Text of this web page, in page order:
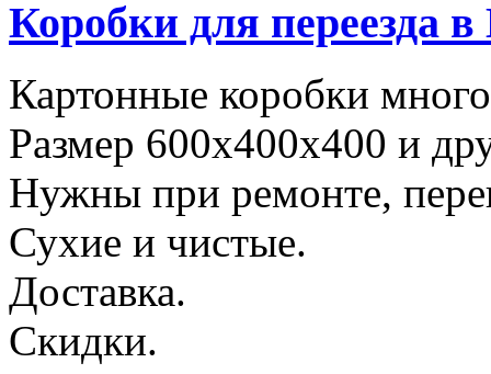
Коробки для переезда
Картонные коробки
Размер 600х400х400 и
Нужны при ремонте,
Сухие и чистые.
Доставка.
Скидки.